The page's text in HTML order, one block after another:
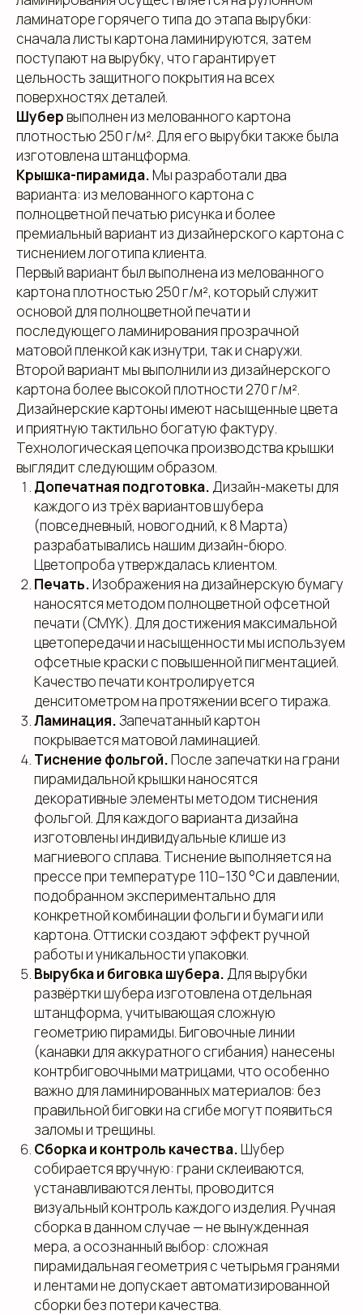
ламинаторе горячего типа до этапа вырубки:
сначала листы картона ламинируются, затем
поступают на вырубку, что гарантирует
цельность защитного покрытия на всех
поверхностях деталей.
Шубервыполнен из мелованного картона
плотностью 250 г/м². Для его вырубки также была
изготовлена штанцформа.
Крышка-пирамида.Мы разработали два
варианта: из мелованного картона с
полноцветной печатью рисунка и более
премиальный вариант из дизайнерского картона с
тиснением логотипа клиента.
Первый вариант был выполнена из мелованного
картона плотностью 250 г/м², который служит
основой для полноцветной печати и
последующего ламинирования прозрачной
матовой пленкой как изнутри, так и снаружи.
Второй вариант мы выполнили из дизайнерского
картона более высокой плотности 270 г/м².
Дизайнерские картоны имеют насыщенные цвета
и приятную тактильно богатую фактуру.
Технологическая цепочка производства крышки
выглядит следующим образом.
Допечатная подготовка.Дизайн-макеты для
каждого из трёх вариантов шубера
(повседневный, новогодний, к 8 Марта)
разрабатывались нашим дизайн-бюро.
Цветопроба утверждалась клиентом.
Печать.Изображения на дизайнерскую бумагу
наносятся методом полноцветной офсетной
печати (CMYK). Для достижения максимальной
цветопередачи и насыщенности мы используем
офсетные краски с повышенной пигментацией.
Качество печати контролируется
денситометром на протяжении всего тиража.
Ламинация.Запечатанный картон
покрывается матовой ламинацией.
Тиснение фольгой.После запечатки на грани
пирамидальной крышки наносятся
декоративные элементы методом тиснения
фольгой. Для каждого варианта дизайна
изготовлены индивидуальные клише из
магниевого сплава. Тиснение выполняется на
прессе при температуре 110–130 °C и давлении,
подобранном экспериментально для
конкретной комбинации фольги и бумаги или
картона. Оттиски создают эффект ручной
работы и уникальности упаковки.
Вырубка и биговка шубера.Для вырубки
развёртки шубера изготовлена отдельная
штанцформа, учитывающая сложную
геометрию пирамиды. Биговочные линии
(канавки для аккуратного сгибания) нанесены
контрбиговочными матрицами, что особенно
важно для ламинированных материалов: без
правильной биговки на сгибе могут появиться
заломы и трещины.
Сборка и контроль качества.Шубер
собирается вручную: грани склеиваются,
устанавливаются ленты, проводится
визуальный контроль каждого изделия. Ручная
сборка в данном случае — не вынужденная
мера, а осознанный выбор: сложная
пирамидальная геометрия с четырьмя гранями
и лентами не допускает автоматизированной
сборки без потери качества.